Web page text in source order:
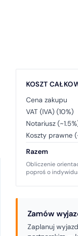
KOSZT
Cena zakupu
VAT (IVA) (10%)
Notariusz
Koszty prawne
Razem
Obliczenie
poproś o
Zamów
Zaplanuj